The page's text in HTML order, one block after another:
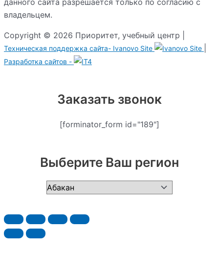
владельцем.
Copyright © 2026 Приоритет, учебный центр |
Техническая поддержка сайта- Ivanovo Site
Разработка сайтов -
Заказать звонок
[forminator_form id="189"]
Выберите Ваш регион